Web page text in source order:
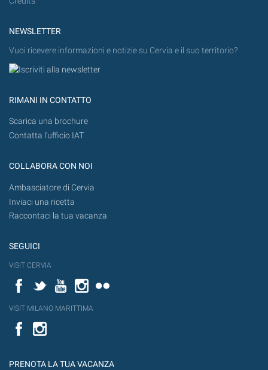
NEWSLETTER
Vuoi ricevere informazioni e notizie su Cervia e il suo territorio?
RIMANI IN CONTATTO
Scarica una brochure
Contatta l'ufficio IAT
COLLABORA CON NOI
Ambasciatore di Cervia
Inviaci una ricetta
Raccontaci la tua vacanza
SEGUICI
VISIT CERVIA
FacebookTwitterYouTubeInstagram
VISIT MILANO MARITTIMA
Facebook
PRENOTA LA TUA VACANZA